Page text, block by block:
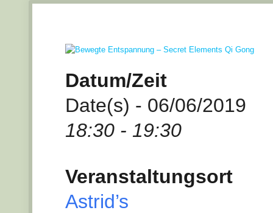
Datum/Zeit
Date(s) - 06/06/2019
18:30 - 19:30
Veranstaltungsort
Astrid’s